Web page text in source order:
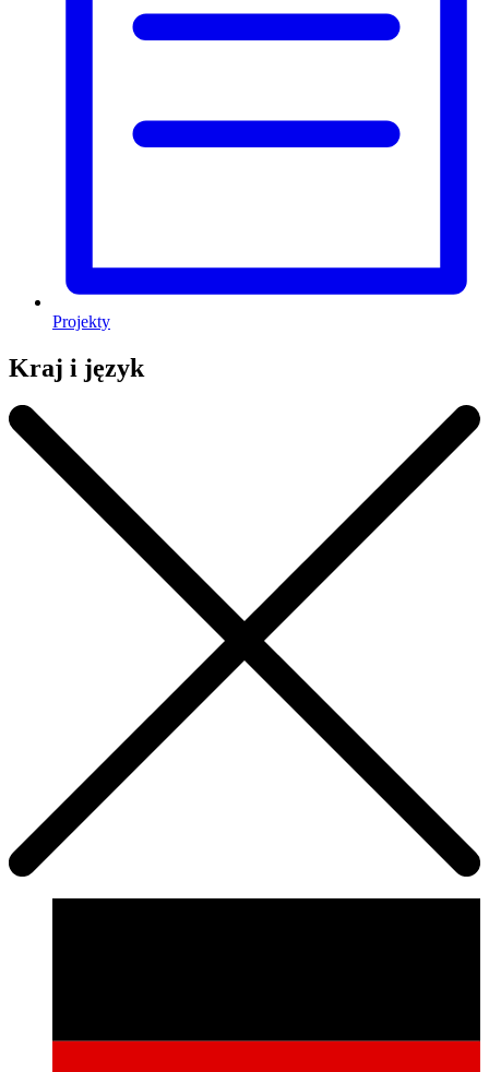
Projekty
Kraj i język